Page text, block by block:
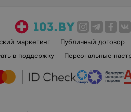
маркетинг Публичный договор
в поддержку Персональные